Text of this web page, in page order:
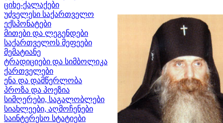
ციხე-ქალაქები
უძველესი საქართველო
ექსპონატები
მითები და ლეგენდები
საქართველოს მეფეები
მემატიანე
ტრადიციები და სიმბოლიკა
ქართველები
ენა და დამწერლობა
პროზა და პოეზია
სიმღერები, საგალობლები
სიახლეები, აღმოჩენები
საინტერესო სტატიები